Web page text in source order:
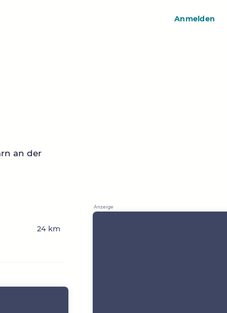
an der
24 km
Anmelden